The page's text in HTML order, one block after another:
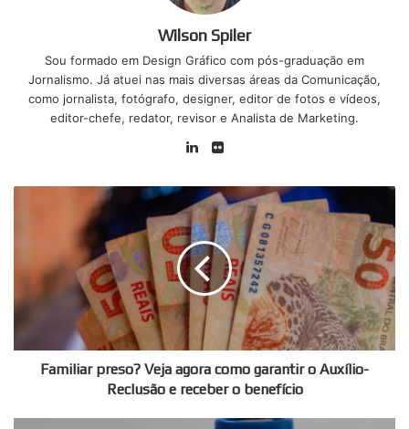
Wilson Spiler
Sou formado em Design Gráfico com pós-graduação em
Jornalismo. Já atuei nas mais diversas áreas da Comunicação,
como jornalista, fotógrafo, designer, editor de fotos e vídeos,
editor-chefe, redator, revisor e Analista de Marketing.
Linkedin
como
garantir
o
Auxílio-
Reclusão
Familiar preso? Veja agora como garantir o Auxílio-
Reclusão e receber o benefício